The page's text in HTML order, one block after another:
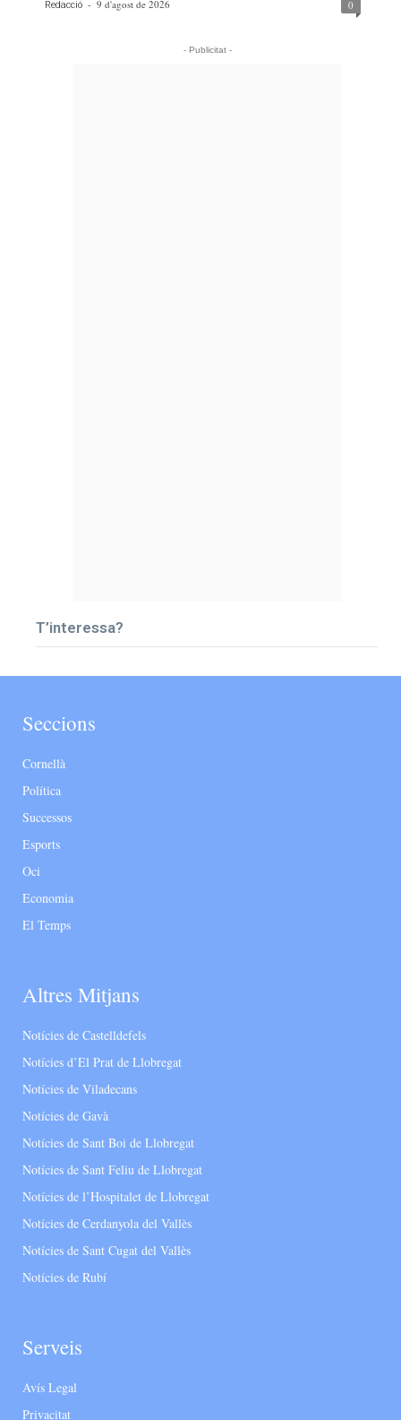
Redacció - 9 d'agost de 2026 0
- Publicitat -
T’interessa?
Seccions
Cornellà
Política
Successos
Esports
Oci
Economia
El Temps
Altres Mitjans
Notícies de Castelldefels
Notícies d’El Prat de Llobregat
Notícies de Viladecans
Notícies de Gavà
Notícies de Sant Boi de Llobregat
Notícies de Sant Feliu de Llobregat
Notícies de l’Hospitalet de Llobregat
Notícies de Cerdanyola del Vallès
Notícies de Sant Cugat del Vallès
Notícies de Rubí
Serveis
Avís Legal
Privacitat